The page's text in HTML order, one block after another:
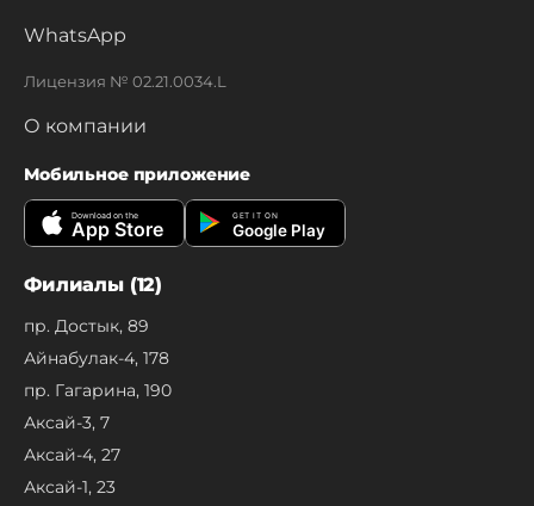
WhatsApp
Лицензия № 02.21.0034.L
О компании
Мобильное приложение
Download on the
App Store
GET IT ON
Google Play
Филиалы (12)
пр. Достык, 89
Айнабулак-4, 178
пр. Гагарина, 190
Аксай-3, 7
Аксай-4, 27
Аксай-1, 23